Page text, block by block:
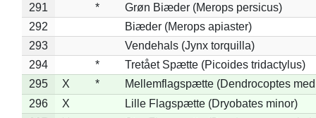
291
*
Grøn Biæder (Merops persicus)
292
Biæder (Merops apiaster)
293
Vendehals (Jynx torquilla)
294
*
Tretået Spætte (Picoides tridactylus)
295
X *
Mellemflagspætte (Dendrocoptes
296
X
Lille Flagspætte (Dryobates minor)